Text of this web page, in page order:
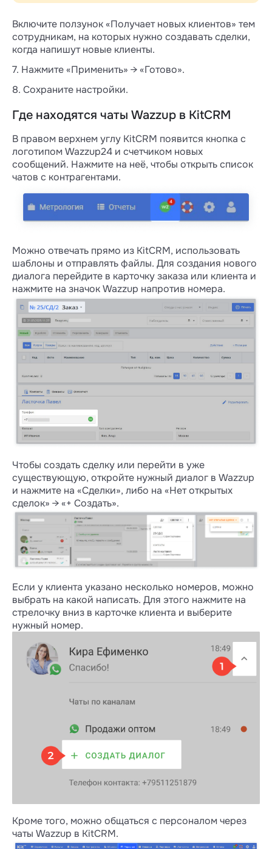
Включите ползунок «Получает новых клиентов» тем
сотрудникам, на которых нужно создавать сделки,
когда напишут новые клиенты.
7. Нажмите «Применить» → «Готово».
8. Сохраните настройки.
Где находятся чаты Wazzup в KitCRM
В правом верхнем углу KitCRM появится кнопка с
логотипом Wazzup24 и счетчиком новых
сообщений. Нажмите на неё, чтобы открыть список
чатов с контрагентами.
Можно отвечать прямо из KitCRM, использовать
шаблоны и отправлять файлы. Для создания нового
диалога перейдите в карточку заказа или клиента и
нажмите на значок Wazzup напротив номера.
Чтобы создать сделку или перейти в уже
существующую, откройте нужный диалог в Wazzup
и нажмите на «Сделки», либо на «Нет открытых
сделок» → «+ Создать».
Если у клиента указано несколько номеров, можно
выбрать на какой написать. Для этого нажмите на
стрелочку вниз в карточке клиента и выберите
нужный номер.
Кроме того, можно общаться с персоналом через
чаты Wazzup в KitCRM.